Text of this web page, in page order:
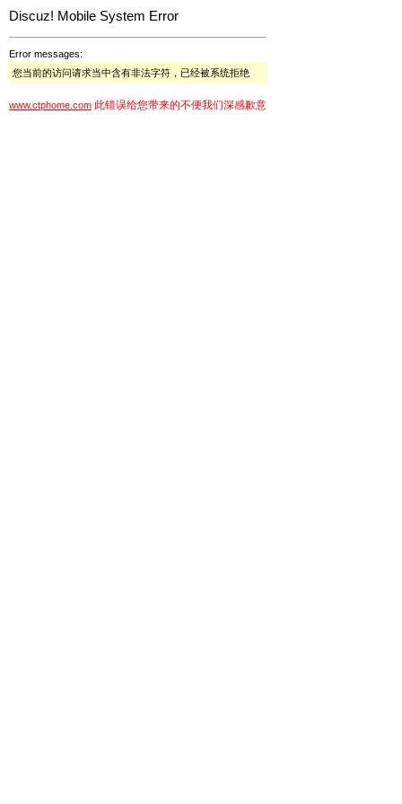
Discuz! Mobile System Error
Error messages:
您当前的访问请求当中含有非法字符，已经被系统拒绝
www.ctphome.com 此错误给您带来的不便我们深感歉意